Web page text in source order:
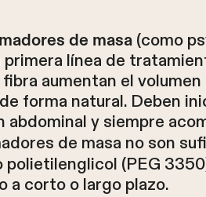
de masa(como
línea de
aumentan el
forma natural. Deben
y siempre
de masa no son
polietilenglicol (PEG
a corto o largo plazo.